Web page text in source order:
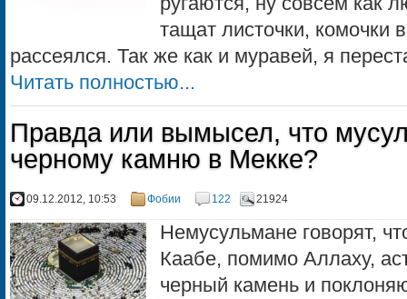
тащат листочки, комочки
рассеялся. Так же как и муравей, я
Читать полностью...
Правда или вымысел, что
черному камню в Мекке?
09.12.2012, 10:53 Фобии 122 21924
Немусульмане говорят,
Каабе, помимо Аллаху,
черный камень и